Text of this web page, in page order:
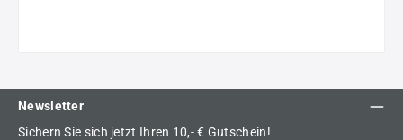
Newsletter
Sichern Sie sich jetzt Ihren 10,- € Gutschein!